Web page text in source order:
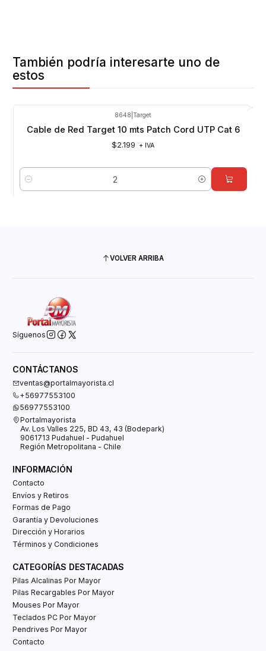
También podría interesarte uno de
estos
8648 Target
Cable de Red Target 10 mts Patch Cord UTP Cat 6
$2.199 + IVA
Cantidad
VOLVER ARRIBA
Síguenos
CONTÁCTANOS
ventas@portalmayorista.cl
+56977553100
56977553100
Portalmayorista
Av. Los Valles 225, BD 43, 43 (Bodepark)
9061713 Pudahuel - Pudahuel
Región Metropolitana - Chile
INFORMACIÓN
Contacto
Envíos y Retiros
Formas de Pago
Garantía y Devoluciones
Dirección y Horarios
Términos y Condiciones
CATEGORÍAS DESTACADAS
Pilas Alcalinas Por Mayor
Pilas Recargables Por Mayor
Mouses Por Mayor
Teclados PC Por Mayor
Pendrives Por Mayor
Contacto